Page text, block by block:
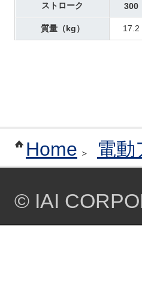
ストローク 300
質量（kg） 17.2
Home 電
© IAI